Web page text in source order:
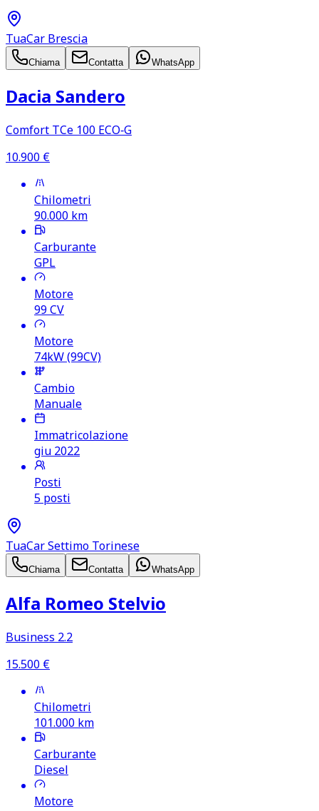
TuaCar Brescia
Chiama Contatta WhatsApp
Dacia Sandero
Comfort TCe 100 ECO‑G
10.900 €
Chilometri
90.000 km
Carburante
GPL
Motore
99CV
Motore
74kW (99CV)
Cambio
Manuale
Immatricolazione
giu 2022
Posti
5 posti
TuaCar Settimo Torinese
Chiama Contatta WhatsApp
Alfa Romeo Stelvio
Business 2.2
15.500 €
Chilometri
101.000 km
Carburante
Diesel
Motore